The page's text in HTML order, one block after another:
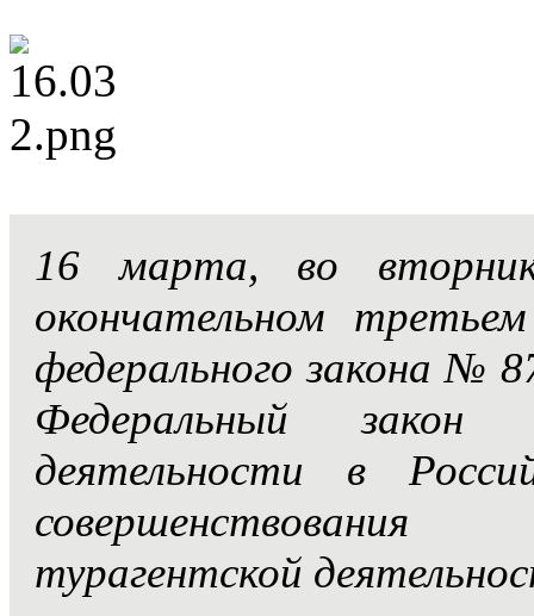
16 марта, во
окончательном
федерального закона №
Федеральный
деятельности в
совершенствования
турагентской